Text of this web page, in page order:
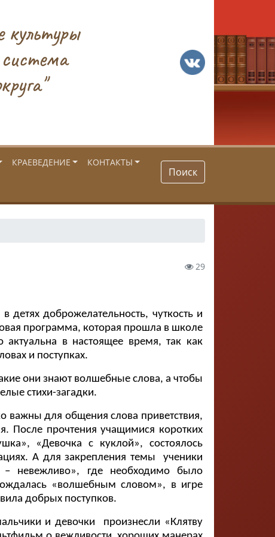
культуры
КРАЕВЕДЕНИЕ
КОНТАКТЫ
Поиск
29
доброжелательность, чуткость и
программа, которая прошла в школе
в настоящее время, так как
и поступках.
они знают волшебные слова, а чтобы
стихи-загадки.
для общения слова приветствия,
После прочтения учащимися коротких
«Девочка с куклой», состоялось
А для закрепления темы ученики
– невежливо», где необходимо было
«волшебным словом», в игре
добрых поступков.
и девочки произнесли «Клятву